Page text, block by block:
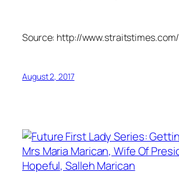
Source: http://www.straitstimes.com/
August 2, 2017